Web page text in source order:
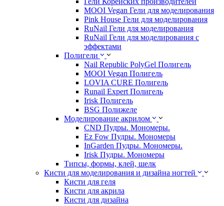
MOOI Vegan Гели для моделирования
Pink House Гели для моделирования
RuNail Гели для моделирования
RuNail Гели для моделирования с
эффектами
Полигели
Nail Republic PolyGel Полигель
MOOI Vegan Полигель
LOVIA CURE Полигель
Runail Expert Полигель
Irisk Полигель
BSG Полижеле
Моделирование акрилом
CND Пудры. Мономеры.
Ez Fow Пудры. Мономеры
InGarden Пудры. Мономеры.
Irisk Пудры. Мономеры
Типсы, формы, клей, шелк
Кисти для моделирования и дизайна ногтей
Кисти для геля
Кисти для акрила
Кисти для дизайна